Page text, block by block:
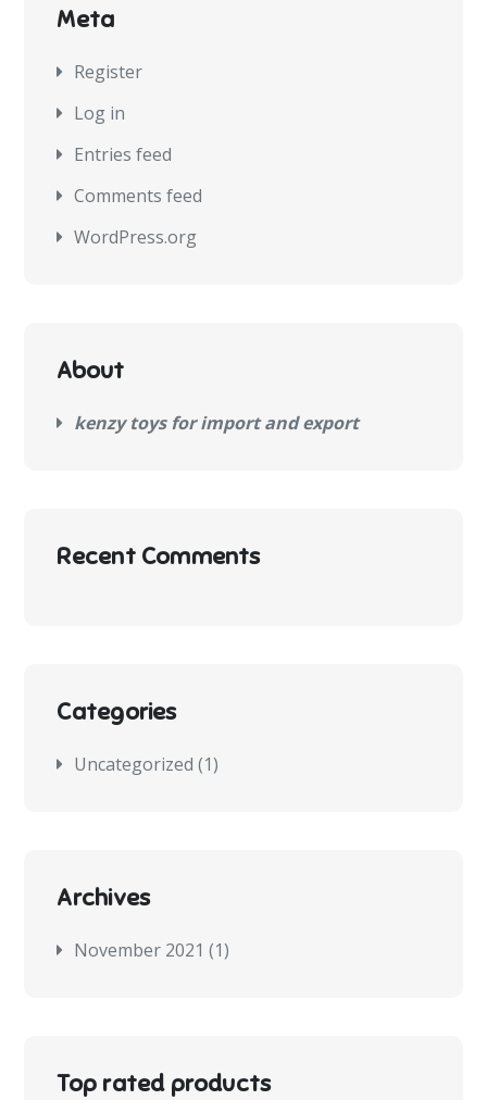
Meta
Register
Log in
Entries feed
Comments feed
WordPress.org
About
kenzy toys for import and export
Recent Comments
Categories
Uncategorized (1)
Archives
November 2021 (1)
Top rated products